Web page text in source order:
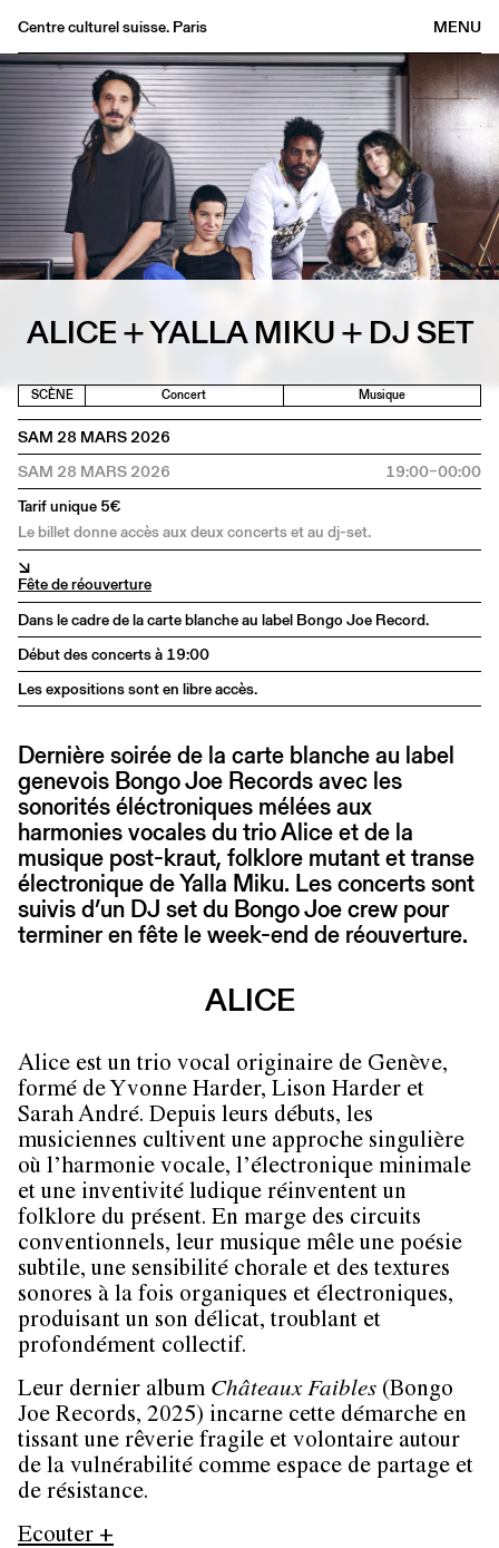
MENU
Centre culturel suisse. Paris
Agenda
Librairie
Buvette
Archives
Médiathèque
Éditions
Informations
FR/ EN
ALICE + YALLA MIKU + DJ SET
SCÈNE Concert Musique
SAM 28 MARS 2026
SAM 28 MARS 2026
19:00–00:00
Tarif unique 5€
Le billet donne accès aux deux concerts et au dj-set.
↘
Fête de réouverture
Dans le cadre de la carte blanche au label Bongo Joe Record.
Début des concerts à 19:00
Les expositions sont en libre accès.
Dernière soirée de la carte blanche au label
genevois Bongo Joe Records avec les
sonorités éléctroniques mélées aux
harmonies vocales du trio Alice et de la
musique post-kraut, folklore mutant et transe
électronique de Yalla Miku. Les concerts sont
suivis d’un DJ set du Bongo Joe crew pour
terminer en fête le week-end de réouverture.
ALICE
Alice est un trio vocal originaire de Genève,
formé de Yvonne Harder, Lison Harder et
Sarah André. Depuis leurs débuts, les
musiciennes cultivent une approche singulière
où l’harmonie vocale, l’électronique minimale
et une inventivité ludique réinventent un
folklore du présent. En marge des circuits
conventionnels, leur musique mêle une poésie
subtile, une sensibilité chorale et des textures
sonores à la fois organiques et électroniques,
produisant un son délicat, troublant et
profondément collectif.
Leur dernier album Châteaux Faibles (Bongo
Joe Records, 2025) incarne cette démarche en
tissant une rêverie fragile et volontaire autour
de la vulnérabilité comme espace de partage et
de résistance.
Ecouter +